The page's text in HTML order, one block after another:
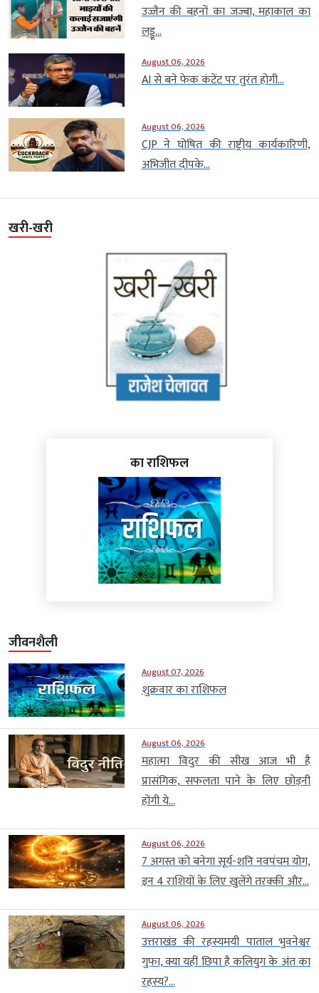
उज्जैन की बहनों का जज्बा, महाकाल का
लड्डू...
August 06, 2026
AI से बने फेक कंटेंट पर तुरंत होगी...
August 06, 2026
CJP ने घोषित की राष्ट्रीय कार्यकारिणी,
अभिजीत दीपके...
खरी-खरी
का राशिफल
जीवनशैली
August 07, 2026
शुक्रवार का राशिफल
August 06, 2026
महात्मा विदुर की सीख आज भी है
प्रासंगिक, सफलता पाने के लिए छोड़नी
होंगी ये...
August 06, 2026
7 अगस्त को बनेगा सूर्य-शनि नवपंचम योग,
इन 4 राशियों के लिए खुलेंगे तरक्की और...
August 06, 2026
उत्तराखंड की रहस्यमयी पाताल भुवनेश्वर
गुफा, क्या यहीं छिपा है कलियुग के अंत का
रहस्य?...